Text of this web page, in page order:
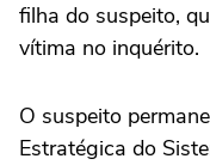
filha do suspeito,
vítima no inquérito.
O suspeito
Estratégica do